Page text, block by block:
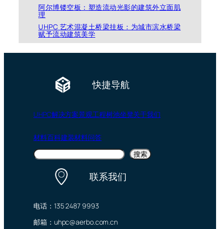
阿尔博镂空板：塑造流动光影的建筑外立面肌
理
UHPC 艺术混凝土桥梁挂板：为城市滨水桥梁
赋予流动建筑美学
快捷导航
UHPC解决方案景观工程树池坐凳关于我们
材料百科建装材料问答
搜
索
搜索
联系我们
电话：135 2487 9993
邮箱：uhpc@aerbo.com.cn